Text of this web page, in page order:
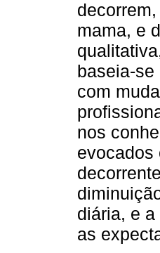
mama, e
baseia-se
com
nos
evocados
diária, e
as